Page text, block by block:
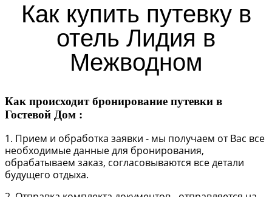
Как купить путевку в
отель Лидия в
Межводном
Как происходит бронирование путевки в
Гостевой Дом :
1. Прием и обработка заявки - мы получаем от Вас все
необходимые данные для бронирования,
обрабатываем заказ, согласовываются все детали
будущего отдыха.